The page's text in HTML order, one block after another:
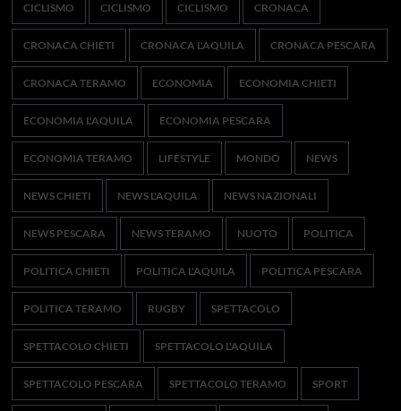
CICLISMO CICLISMO CICLISMO CRONACA
CRONACA CHIETI CRONACA L'AQUILA CRONACA PESCARA
CRONACA TERAMO ECONOMIA ECONOMIA CHIETI
ECONOMIA L'AQUILA ECONOMIA PESCARA
ECONOMIA TERAMO LIFESTYLE MONDO NEWS
NEWS CHIETI NEWS L'AQUILA NEWS NAZIONALI
NEWS PESCARA NEWS TERAMO NUOTO POLITICA
POLITICA CHIETI POLITICA L'AQUILA POLITICA PESCARA
POLITICA TERAMO RUGBY SPETTACOLO
SPETTACOLO CHIETI SPETTACOLO L'AQUILA
SPETTACOLO PESCARA SPETTACOLO TERAMO SPORT